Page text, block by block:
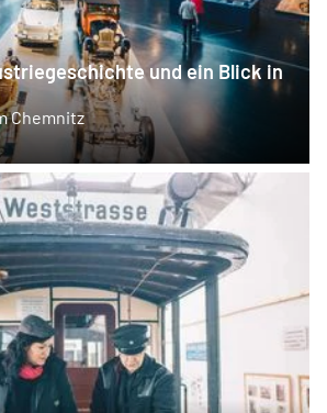
und ein Blick in
Chemnitz